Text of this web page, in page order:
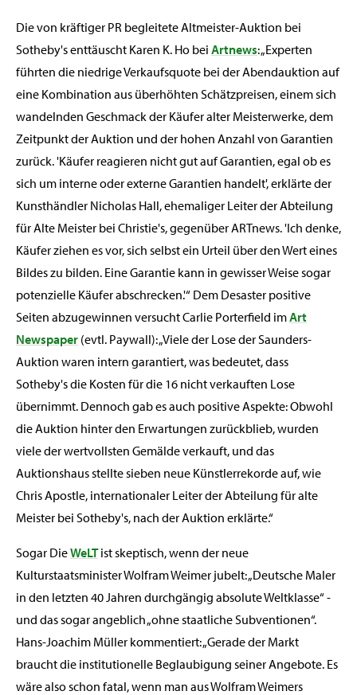
Die von kräftiger PR begleitete Altmeister-Auktion bei
Sotheby's enttäuscht Karen K. Ho bei Artnews: „Experten
führten die niedrige Verkaufsquote bei der Abendauktion auf
eine Kombination aus überhöhten Schätzpreisen, einem sich
wandelnden Geschmack der Käufer alter Meisterwerke, dem
Zeitpunkt der Auktion und der hohen Anzahl von Garantien
zurück. 'Käufer reagieren nicht gut auf Garantien, egal ob es
sich um interne oder externe Garantien handelt', erklärte der
Kunsthändler Nicholas Hall, ehemaliger Leiter der Abteilung
für Alte Meister bei Christie's, gegenüber ARTnews. 'Ich denke,
Käufer ziehen es vor, sich selbst ein Urteil über den Wert eines
Bildes zu bilden. Eine Garantie kann in gewisser Weise sogar
potenzielle Käufer abschrecken.'“ Dem Desaster positive
Seiten abzugewinnen versucht Carlie Porterfield imArt
Newspaper (evtl. Paywall): „Viele der Lose der Saunders-
Auktion waren intern garantiert, was bedeutet, dass
Sotheby's die Kosten für die 16 nicht verkauften Lose
übernimmt. Dennoch gab es auch positive Aspekte: Obwohl
die Auktion hinter den Erwartungen zurückblieb, wurden
viele der wertvollsten Gemälde verkauft, und das
Auktionshaus stellte sieben neue Künstlerrekorde auf, wie
Chris Apostle, internationaler Leiter der Abteilung für alte
Meister bei Sotheby's, nach der Auktion erklärte.“
Sogar DieWeLTist skeptisch, wenn der neue
Kulturstaatsminister Wolfram Weimer jubelt: „Deutsche Maler
in den letzten 40 Jahren durchgängig absolute Weltklasse“ -
und das sogar angeblich „ohne staatliche Subventionen“.
Hans-Joachim Müller kommentiert: „Gerade der Markt
braucht die institutionelle Beglaubigung seiner Angebote. Es
wäre also schon fatal, wenn man aus Wolfram Weimers